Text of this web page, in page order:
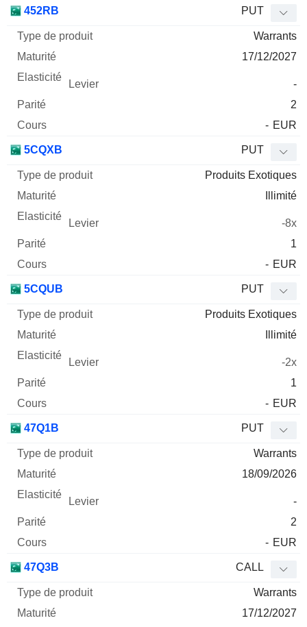
452RB PUT
Warrants
17/12/2027
-
2
- EUR
5CQXB PUT
Produits Exotiques
Illimité
-8x
1
- EUR
5CQUB PUT
Produits Exotiques
Illimité
-2x
1
- EUR
47Q1B PUT
Warrants
18/09/2026
-
2
- EUR
47Q3B CALL
Warrants
17/12/2027